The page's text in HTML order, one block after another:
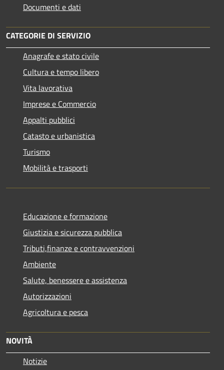
Documenti e dati
CATEGORIE DI SERVIZIO
Anagrafe e stato civile
Cultura e tempo libero
Vita lavorativa
Imprese e Commercio
Appalti pubblici
Catasto e urbanistica
Turismo
Mobilità e trasporti
Educazione e formazione
Giustizia e sicurezza pubblica
Tributi,finanze e contravvenzioni
Ambiente
Salute, benessere e assistenza
Autorizzazioni
Agricoltura e pesca
NOVITÀ
Notizie